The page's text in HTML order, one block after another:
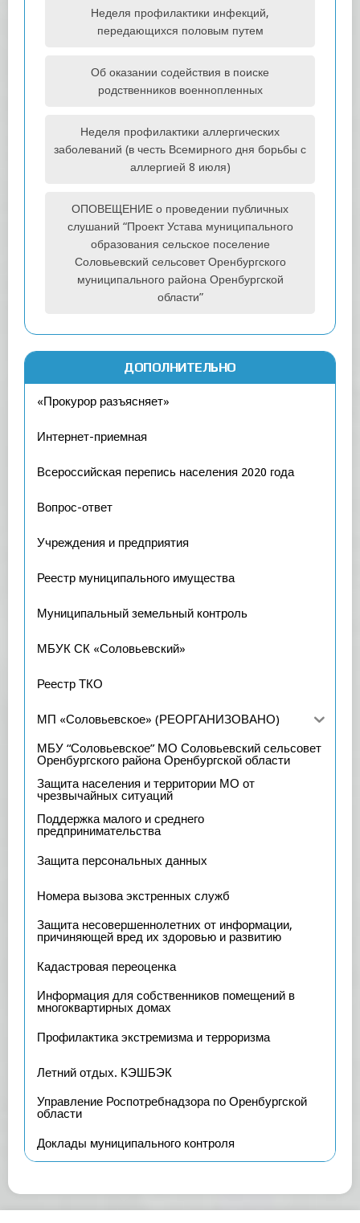
Неделя профилактики инфекций,
передающихся половым путем
Об оказании содействия в поиске
родственников военнопленных
Неделя профилактики аллергических
заболеваний (в честь Всемирного дня борьбы с
аллергией 8 июля)
ОПОВЕЩЕНИЕ о проведении публичных
слушаний “Проект Устава муниципального
образования сельское поселение
Соловьевский сельсовет Оренбургского
муниципального района Оренбургской
области”
ДОПОЛНИТЕЛЬНО
«Прокурор разъясняет»
Интернет-приемная
Всероссийская перепись населения 2020 года
Вопрос-ответ
Учреждения и предприятия
Реестр муниципального имущества
Муниципальный земельный контроль
МБУК СК «Соловьевский»
Реестр ТКО
МП «Соловьевское» (РЕОРГАНИЗОВАНО)
МБУ “Соловьевское” МО Соловьевский сельсовет
Оренбургского района Оренбургской области
Защита населения и территории МО от
чрезвычайных ситуаций
Поддержка малого и среднего
предпринимательства
Защита персональных данных
Номера вызова экстренных служб
Защита несовершеннолетних от информации,
причиняющей вред их здоровью и развитию
Кадастровая переоценка
Информация для собственников помещений в
многоквартирных домах
Профилактика экстремизма и терроризма
Летний отдых. КЭШБЭК
Управление Роспотребнадзора по Оренбургской
области
Доклады муниципального контроля